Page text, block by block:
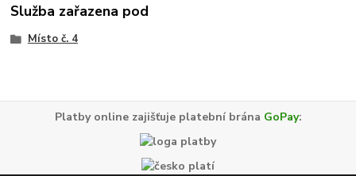
Služba zařazena pod
Místo č. 4
Platby online zajišťuje platební brána GoPay: